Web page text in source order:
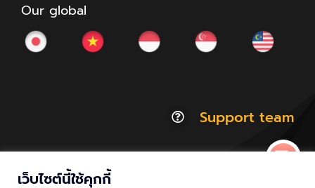
Our global
Support team
เว็บไซต์นี้ใช้คุกกี้